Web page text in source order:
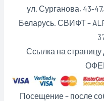
ул. Сурганова, 43-
Беларусь. СВИФТ –
Ссылка на
Посещение – после